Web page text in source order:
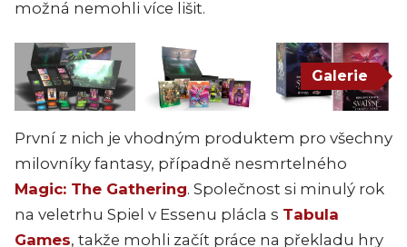
možná nemohli více lišit.
Galerie
První z nich je vhodným produktem pro všechny
milovníky fantasy, případně nesmrtelného
Magic: The Gathering. Společnost si minulý rok
na veletrhu Spiel v Essenu plácla s Tabula
Games, takže mohli začít práce na překladu hry